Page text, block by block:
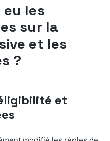
les
sur la
et les
?
et